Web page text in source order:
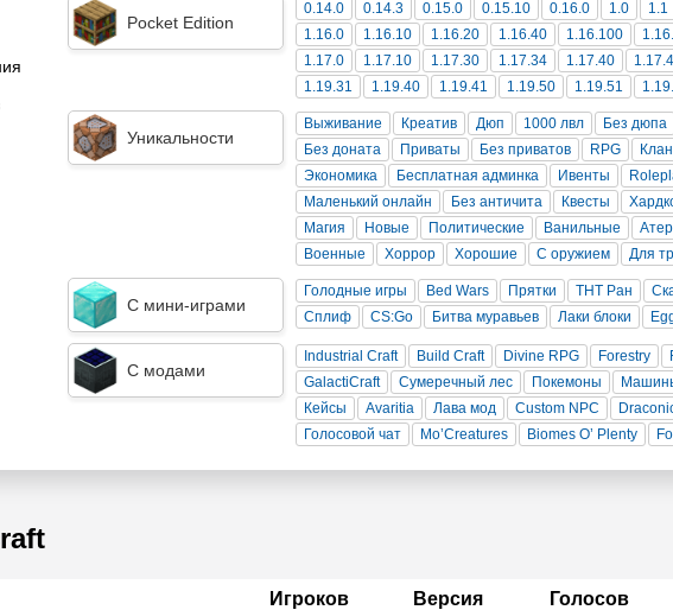
Pocket Edition
0.14.0 0.14.3 0.15.0 0.15.10 0.16.0 1.0 1.1
1.16.0
1.16.10 1.16.20 1.16.40 1.16.100
1.17.0
1.17.10 1.17.30 1.17.34 1.17.40
1.19.31
1.19.40 1.19.41 1.19.50 1.19.51
Уникальности
Выживание Креатив Дюп 1000 лвл Без дюпа
Без доната
Приваты Без приватов RPG
Экономика
Бесплатная админка Ивенты
Маленький онлайн
Без античита Квесты
Магия
Новые Политические Ванильные
Военные
Хоррор Хорошие С оружием Для
С мини-играми
Голодные игры Bed Wars Прятки ТНТ Ран
Сплиф
CS:Go Битва муравьев Лаки блоки
С модами
Industrial Craft Build Craft Divine RPG Forestry
GalactiCraft
Сумеречный лес Покемоны
Кейсы
Avaritia Лава мод Custom NPC
Голосовой чат
Mo’Creatures Biomes O’ Plenty
Игроков Версия Голосов